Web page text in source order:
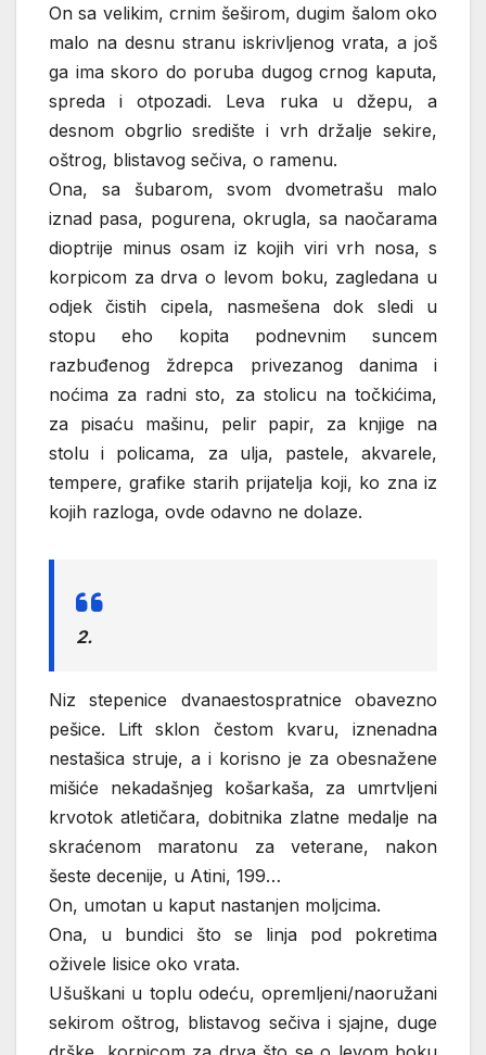
On sa velikim, crnim šeširom, dugim šalom oko
malo na desnu stranu iskrivljenog vrata, a još
ga ima skoro do poruba dugog crnog kaputa,
spreda i otpozadi. Leva ruka u džepu, a
desnom obgrlio središte i vrh držalje sekire,
oštrog, blistavog sečiva, o ramenu.
Ona, sa šubarom, svom dvometrašu malo
iznad pasa, pogurena, okrugla, sa naočarama
dioptrije minus osam iz kojih viri vrh nosa, s
korpicom za drva o levom boku, zagledana u
odjek čistih cipela, nasmešena dok sledi u
stopu eho kopita podnevnim suncem
razbuđenog ždrepca privezanog danima i
noćima za radni sto, za stolicu na točkićima,
za pisaću mašinu, pelir papir, za knjige na
stolu i policama, za ulja, pastele, akvarele,
tempere, grafike starih prijatelja koji, ko zna iz
kojih razloga, ovde odavno ne dolaze.
2.
Niz stepenice dvanaestospratnice obavezno
pešice. Lift sklon čestom kvaru, iznenadna
nestašica struje, a i korisno je za obesnažene
mišiće nekadašnjeg košarkaša, za umrtvljeni
krvotok atletičara, dobitnika zlatne medalje na
skraćenom maratonu za veterane, nakon
šeste decenije, u Atini, 199…
On, umotan u kaput nastanjen moljcima.
Ona, u bundici što se linja pod pokretima
oživele lisice oko vrata.
Ušuškani u toplu odeću, opremljeni/naoružani
sekirom oštrog, blistavog sečiva i sjajne, duge